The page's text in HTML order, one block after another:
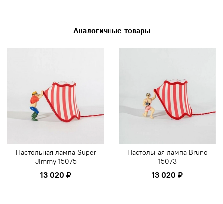
Аналогичные товары
Настольная лампа Super
Jimmy 15075
13 020 ₽
Настольная лампа Bruno
15073
13 020 ₽